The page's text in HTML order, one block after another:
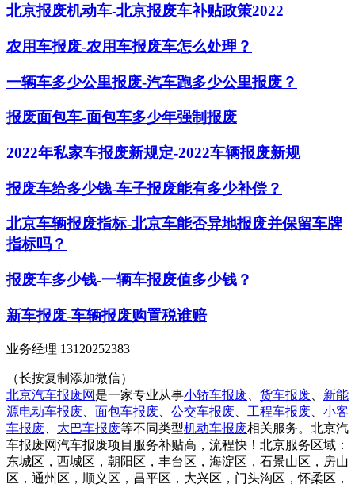
北京报废机动车-北京报废车补贴政策2022
农用车报废-农用车报废车怎么处理？
一辆车多少公里报废-汽车跑多少公里报废？
报废面包车-面包车多少年强制报废
2022年私家车报废新规定-2022车辆报废新规
报废车给多少钱-车子报废能有多少补偿？
北京车辆报废指标-北京车能否异地报废并保留车牌
指标吗？
报废车多少钱-一辆车报废值多少钱？
新车报废-车辆报废购置税谁赔
业务经理 13120252383
（长按复制添加微信）
北京汽车报废网 是一家专业从事小轿车报废 货车报废
新能
源电动车报废
面包车报废 公交车报废 工程车报废
小客
车报废
大巴车报废等不同类型机动车报废相关服务。北京汽
车报废网汽车报废项目服务补贴高，流程快！北京服务区域：
东城区，西城区，朝阳区，丰台区，海淀区，石景山区，房山
区，通州区，顺义区，昌平区，大兴区，门头沟区，怀柔区，